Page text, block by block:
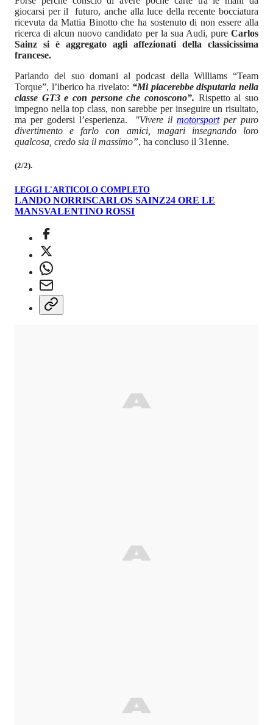
giocarsi per il futuro, anche alla luce della recente bocciatura
ricevuta da Mattia Binotto che ha sostenuto di non essere alla
ricerca di alcun nuovo candidato per la sua Audi, pure Carlos
Sainz si è aggregato agli affezionati della classicissima
francese.
Parlando del suo domani al podcast della Williams “Team
Torque”, l’iberico ha rivelato: “Mi piacerebbe disputarla nella
classe GT3 e con persone che conoscono”. Rispetto al suo
impegno nella top class, non sarebbe per inseguire un risultato,
ma per godersi l’esperienza. "Vivere ilmotorsportper puro
divertimento e farlo con amici, magari insegnando loro
qualcosa, credo sia il massimo”, ha concluso il 31enne.
(2/2).
LEGGI L'ARTICOLO COMPLETO
LANDO NORRISCARLOS SAINZ24 ORE LE
MANSVALENTINO ROSSI